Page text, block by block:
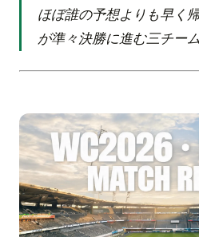
ほぼ誰の予想よりも早く
が準々決勝に進む三チー